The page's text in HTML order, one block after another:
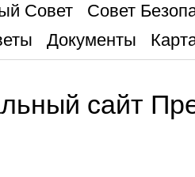
Совет
Совет
Документы
сайт